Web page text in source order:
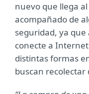
nuevo que llega
acompañado de
seguridad, ya
conecte a
distintas formas
buscan recolectar